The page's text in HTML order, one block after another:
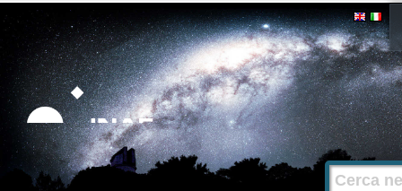
Strumenti
personali
Salta
contenuti.
|
Salta
alla
navigazione
Cerca nel
Ricerca
avanzata…